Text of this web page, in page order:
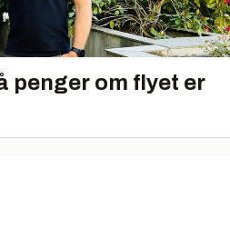
penger om flyet er